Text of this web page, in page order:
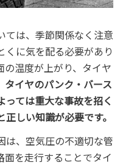
ては、季節関係なく注意
くに気を配る必要があり
の温度が上がり、タイヤ
タイヤのパンク・バース
っては重大な事故を招く
しい知識が必要です。
は、空気圧の不適切な管
を走行することでタイ